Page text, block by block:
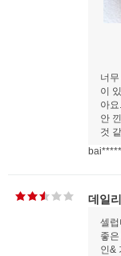
너
이
아
안
것
데일
셀
좋
인&